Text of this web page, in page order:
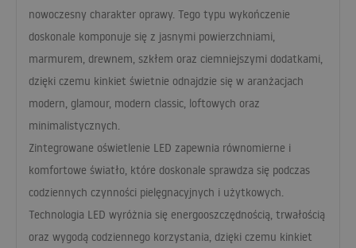
nowoczesny charakter oprawy. Tego typu wykończenie
doskonale komponuje się z jasnymi powierzchniami,
marmurem, drewnem, szkłem oraz ciemniejszymi dodatkami,
dzięki czemu kinkiet świetnie odnajdzie się w aranżacjach
modern, glamour, modern classic, loftowych oraz
minimalistycznych.
Zintegrowane oświetlenie LED zapewnia równomierne i
komfortowe światło, które doskonale sprawdza się podczas
codziennych czynności pielęgnacyjnych i użytkowych.
Technologia LED wyróżnia się energooszczędnością, trwałością
oraz wygodą codziennego korzystania, dzięki czemu kinkiet